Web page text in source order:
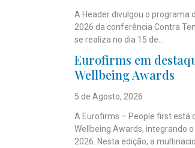
A Header divulgou o programa
2026 da conferência Contra
se realiza no dia 15 de...
Eurofirms em
Wellbeing Awards
5 de Agosto, 2026
A Eurofirms – People first está
Wellbeing Awards, integrando o
2026. Nesta edição, a